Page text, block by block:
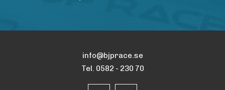
info@bjprace.se
Tel. 0582 - 230 70